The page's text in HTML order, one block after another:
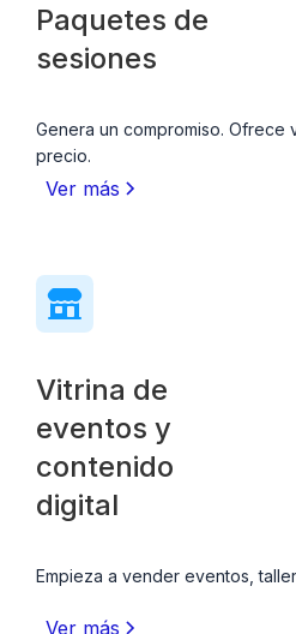
Paquetes de
sesiones
Genera un compromiso. Ofrece
precio.
Ver más
Vitrina de
eventos y
contenido
digital
Empieza a vender eventos,
Ver más